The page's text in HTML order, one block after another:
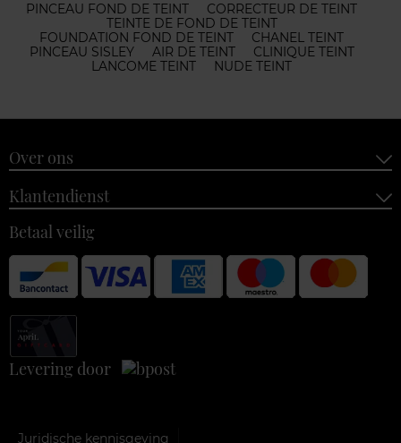
PINCEAU FOND DE TEINT
CORRECTEUR DE TEINT
TEINTE DE FOND DE TEINT
FOUNDATION FOND DE TEINT
CHANEL TEINT
PINCEAU SISLEY
AIR DE TEINT
CLINIQUE TEINT
LANCOME TEINT
NUDE TEINT
Over ons
Klantendienst
Betaal veilig
Levering door
Juridische kennisgeving